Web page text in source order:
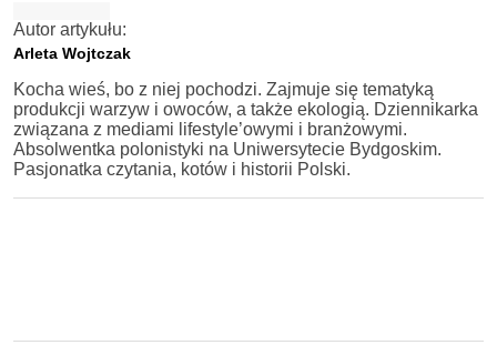
Autor artykułu:
Arleta Wojtczak
Kocha wieś, bo z niej pochodzi. Zajmuje się tematyką
produkcji warzyw i owoców, a także ekologią. Dziennikarka
związana z mediami lifestyle’owymi i branżowymi.
Absolwentka polonistyki na Uniwersytecie Bydgoskim.
Pasjonatka czytania, kotów i historii Polski.